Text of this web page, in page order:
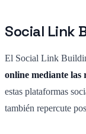
Social Link
El Social Link
online mediante las
estas plataformas
también repercute